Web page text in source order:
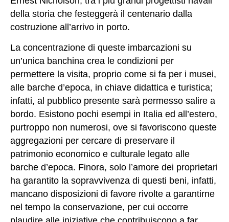
della storia che festeggerà il centenario dalla
costruzione all’arrivo in porto.
La concentrazione di queste imbarcazioni su
un’unica banchina crea le condizioni per
permettere la visita, proprio come si fa per i musei,
alle barche d’epoca, in chiave didattica e turistica;
infatti, al pubblico presente sarà permesso salire a
bordo. Esistono pochi esempi in Italia ed all’estero,
purtroppo non numerosi, ove si favoriscono queste
aggregazioni per cercare di preservare il
patrimonio economico e culturale legato alle
barche d’epoca. Finora, solo l’amore dei proprietari
ha garantito la sopravvivenza di questi beni, infatti,
mancano disposizioni di favore rivolte a garantirne
nel tempo la conservazione, per cui occorre